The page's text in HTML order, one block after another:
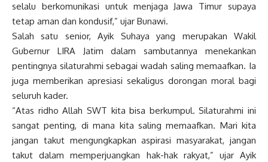
selalu berkomunikasi untuk menjaga Jawa Timur supaya
tetap aman dan kondusif,” ujar Bunawi.
Salah satu senior, Ayik Suhaya yang merupakan Wakil
Gubernur LIRA Jatim dalam sambutannya menekankan
pentingnya silaturahmi sebagai wadah saling memaafkan. Ia
juga memberikan apresiasi sekaligus dorongan moral bagi
seluruh kader.
“Atas ridho Allah SWT kita bisa berkumpul. Silaturahmi ini
sangat penting, di mana kita saling memaafkan. Mari kita
jangan takut mengungkapkan aspirasi masyarakat, jangan
takut dalam memperjuangkan hak-hak rakyat,” ujar Ayik